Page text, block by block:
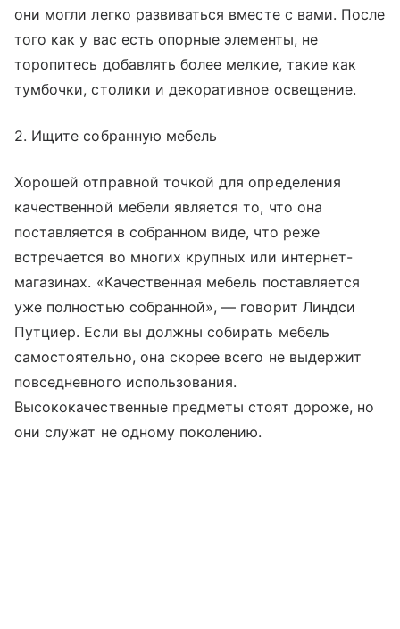
они могли легко развиваться вместе с вами. После
того как у вас есть опорные элементы, не
торопитесь добавлять более мелкие, такие как
тумбочки, столики и декоративное освещение.
2. Ищите собранную мебель
Хорошей отправной точкой для определения
качественной мебели является то, что она
поставляется в собранном виде, что реже
встречается во многих крупных или интернет-
магазинах. «Качественная мебель поставляется
уже полностью собранной», — говорит Линдси
Путциер. Если вы должны собирать мебель
самостоятельно, она скорее всего не выдержит
повседневного использования.
Высококачественные предметы стоят дороже, но
они служат не одному поколению.